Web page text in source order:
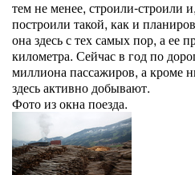
тем не менее, строили-строили
построили такой, как и
она здесь с тех самых пор, а ее
километра. Сейчас в год по
миллиона пассажиров, а кроме
здесь активно добывают.
Фото из окна поезда.